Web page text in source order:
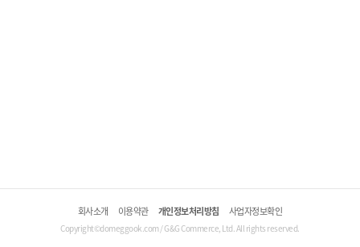
회사소개 이용약관 개인정보처리방침 사업자정보확인
Copyright©domeggook.com / G&G Commerce, Ltd. All rights reserved.